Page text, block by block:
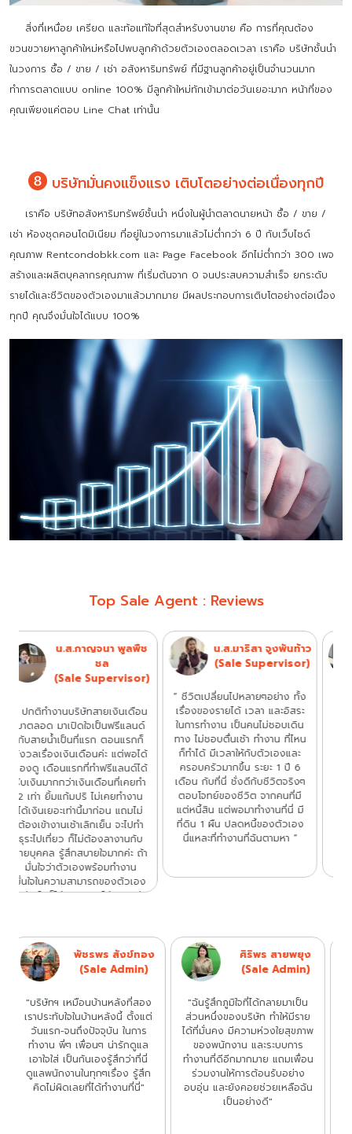
สิ่งที่เหนื่อย เครียด และท้อแท้ใจที่สุดสำหรับงานขาย คือ การที่คุณต้อง
ขวนขวายหาลูกค้าใหม่หรือไปพบลูกค้าด้วยตัวเองตลอดเวลา เราคือ บริษัทชั้นนำ
ในวงการ ซื้อ / ขาย / เช่า อสังหาริมทรัพย์ ที่มีฐานลูกค้าอยู่เป็นจำนวนมาก
ทำการตลาดแบบ online 100% มีลูกค้าใหม่ทักเข้ามาต่อวันเยอะมาก หน้าที่ของ
คุณเพียงแค่ตอบ Line Chat เท่านั้น
บริษัทมั่นคงแข็งแรง เติบโตอย่างต่อเนื่องทุกปี
เราคือ บริษัทอสังหาริมทรัพย์ชั้นนำ หนึ่งในผู้นำตลาดนายหน้า ซื้อ / ขาย /
เช่า ห้องชุดคอนโดมิเนียม ที่อยู่ในวงการมาแล้วไม่ต่ำกว่า 6 ปี กับเว็บไซด์
คุณภาพ Rentcondobkk.com และ Page Facebook อีกไม่ต่ำกว่า 300 เพจ
สร้างและผลิตบุคลากรคุณภาพ ที่เริ่มต้นจาก 0 จนประสบความสำเร็จ ยกระดับ
รายได้และชีวิตของตัวเองมาแล้วมากมาย มีผลประกอบการเติบโตอย่างต่อเนื่อง
ทุกปี คุณจึงมั่นใจได้แบบ 100%
Top Sale Agent : Reviews
น.ส.วิจิตตรา ทวนธง
(Sale Supervisor)
ตั้งแต่วันแรกที่เข้ามา รู้สึก
สบายใจในบรรยากาศมากๆ ที่นี่
เพื่อนร่วมงานทุกคนน่ารักค่ะ และ
ที่สำคัญตอนนี้เราเป็นฟรีแลนซ์มี
อิสระในการทำงานมากๆ มีเวลา
เหลือไปทำในสิ่งที่ชอบได้ด้วย
รายได้ก็ดีมากด้วยค่ะ ไม่มีเพดาน
จำกัด ทำเยอะได้เยอะค่ะ ส่วน
แบ่ง%ก็ชัดเจน เงินออกตรง
เวลา หายากนะคะงานที่จะทำที่ไหน
ก็ได้ ทำเมื่อไหร่ก็ได้ แล้วเงินเยอะ
อยากมีไลฟ์สไตล์ชีวิตแบบไหนอยู่
ที่นี่สร้างได้หมดเลยค่ะ ^^ ”
น.ส.ศศนันท์
สร้อยทอง
“ ส่วนตัวทำงานด้าน
อสังหาริมทรัพย์มา 4 ปีค่ะ ชอบ
ระบบการทำงานของที่นี่ ทำงาน
เราจัดการงานได้มีประสิทธิภาพ
มากขึ้น และจัดการชีวิตด้านอื่นๆ
ได้ดีขึ้น ที่สำคัญงานที่ทำให้เรามี
อิสระภาพเรื่องเวลามากขึ้นค่ะ อยู่
ที่ไหนก็สามารถทำงานได้ทุกที
และรายได้ดีมากๆค่ะ สังคมการ
ทำงานดี เพื่อนร่วมงานทุกคนมี
น.ส.ศิริพร เส็งสิน
(Sale Admin)
“ มีความสุขและอบอุ่นมากๆค่ะ ที่
นี่เหมือนเป็นครอบครัวเลยค่ะ มี
หัวหน้าที่คอยชี้แนะแนวทาง มีพี่ๆ
เพื่อนร่วมงานทุกคนที่น่ารัก ให้คำ
แนะนำ และให้คำปรึกษาเป็นอย่าง
ดีค่ะ ตั้งแต่ทำงานที่นี่ เรามีเวลา
ให้ตัวเองเยอะขึ้น สามารถทำงาน
ธิดานุช ทะเรืองรัมย์
(Sale Admin)
"ได้รับประสบการณ์ในการทำงาน
ใหม่ พร้อมได้รับมิตรภาพที่ดี
รู้จักการแบ่งปัน เพื่อนร่วมงาน
คอยให้คำปรึกษาเป็นอย่างดี ดูแล
ใส่ใจ เสมือนคนในครอบครัว และ
ความมั่นคง รู้สึกประทับใจตั้งแต่
วันที่เข้าทำงานที่นี่วันแรก จนถึง
ทุกวันนี้ ทำให้ไม่อยากไปที่ไหนอีก"